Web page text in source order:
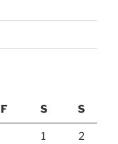
F S S
1 2